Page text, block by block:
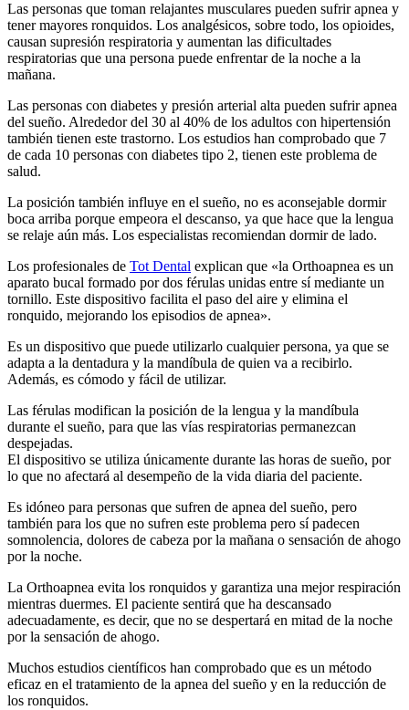
Las personas que toman relajantes musculares pueden sufrir apnea y
tener mayores ronquidos. Los analgésicos, sobre todo, los opioides,
causan supresión respiratoria y aumentan las dificultades
respiratorias que una persona puede enfrentar de la noche a la
mañana.
Las personas con diabetes y presión arterial alta pueden sufrir apnea
del sueño. Alrededor del 30 al 40% de los adultos con hipertensión
también tienen este trastorno. Los estudios han comprobado que 7
de cada 10 personas con diabetes tipo 2, tienen este problema de
salud.
La posición también influye en el sueño, no es aconsejable dormir
boca arriba porque empeora el descanso, ya que hace que la lengua
se relaje aún más. Los especialistas recomiendan dormir de lado.
Los profesionales de Tot Dental explican que «la Orthoapnea es un
aparato bucal formado por dos férulas unidas entre sí mediante un
tornillo. Este dispositivo facilita el paso del aire y elimina el
ronquido, mejorando los episodios de apnea».
Es un dispositivo que puede utilizarlo cualquier persona, ya que se
adapta a la dentadura y la mandíbula de quien va a recibirlo.
Además, es cómodo y fácil de utilizar.
Las férulas modifican la posición de la lengua y la mandíbula
durante el sueño, para que las vías respiratorias permanezcan
despejadas.
El dispositivo se utiliza únicamente durante las horas de sueño, por
lo que no afectará al desempeño de la vida diaria del paciente.
Es idóneo para personas que sufren de apnea del sueño, pero
también para los que no sufren este problema pero sí padecen
somnolencia, dolores de cabeza por la mañana o sensación de ahogo
por la noche.
La Orthoapnea evita los ronquidos y garantiza una mejor respiración
mientras duermes. El paciente sentirá que ha descansado
adecuadamente, es decir, que no se despertará en mitad de la noche
por la sensación de ahogo.
Muchos estudios científicos han comprobado que es un método
eficaz en el tratamiento de la apnea del sueño y en la reducción de
los ronquidos.